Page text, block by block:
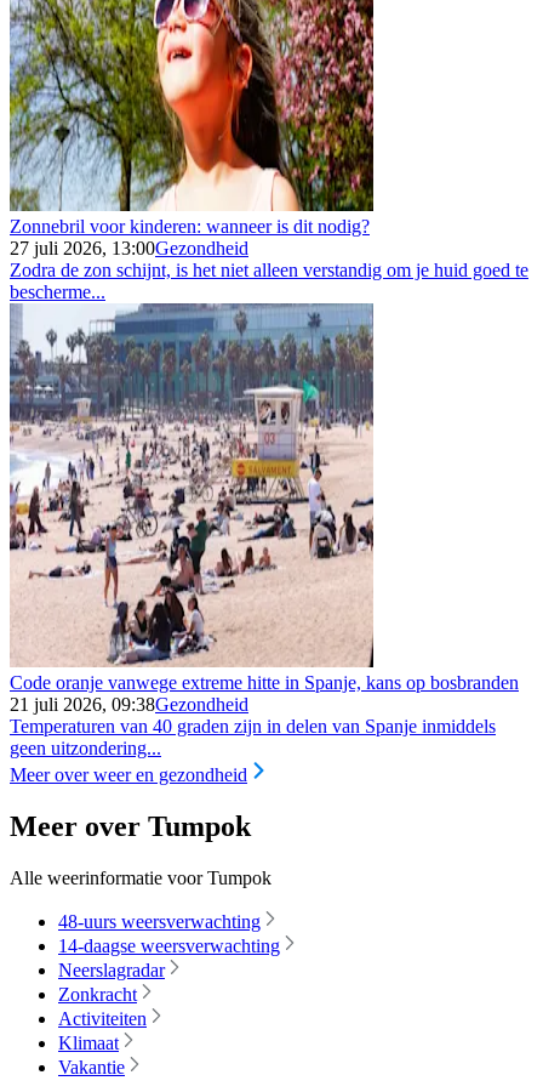
Zonnebril voor kinderen: wanneer is dit nodig?
27 juli 2026, 13:00Gezondheid
Zodra de zon schijnt, is het niet alleen verstandig om je huid goed te
bescherme...
Code oranje vanwege extreme hitte in Spanje, kans op bosbranden
21 juli 2026, 09:38Gezondheid
Temperaturen van 40 graden zijn in delen van Spanje inmiddels
geen uitzondering...
Meer over weer en gezondheid
Meer over Tumpok
Alle weerinformatie voor Tumpok
48-uurs weersverwachting
14-daagse weersverwachting
Neerslagradar
Zonkracht
Activiteiten
Klimaat
Vakantie